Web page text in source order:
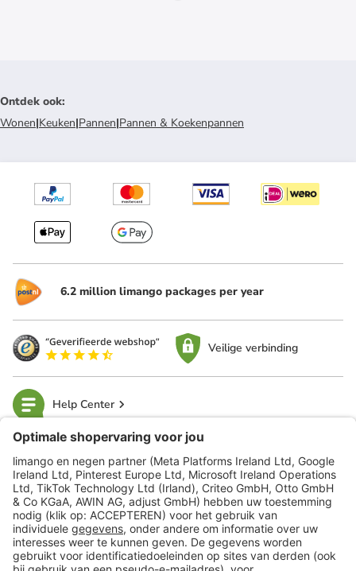
Ontdek ook:
Wonen|Keuken|Pannen|Pannen & Koekenpannen
6.2 million limango packages per year
Veilige verbinding
Help Center
limango
Veilig winkelen
Klantenservice
Shop